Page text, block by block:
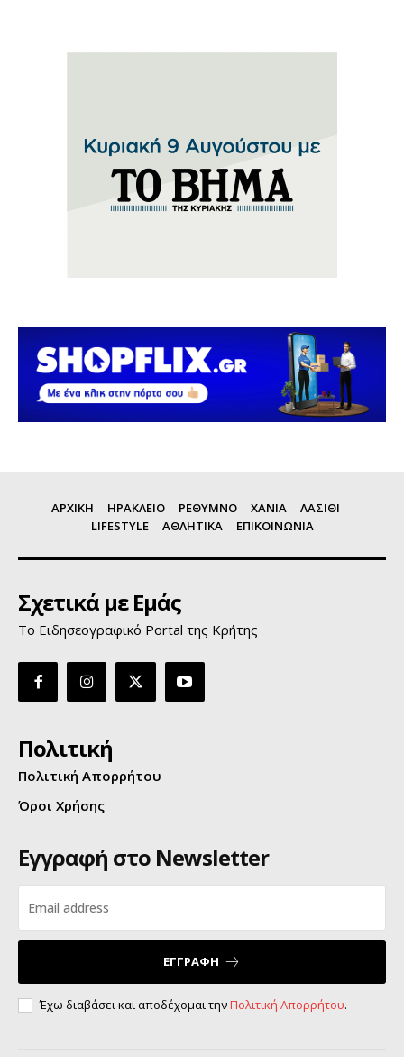
ΑΡΧΙΚΗ ΗΡΑΚΛΕΙΟ ΡΕΘΥΜΝΟ ΧΑΝΙΑ
ΛΑΣΙΘΙ
LIFESTYLE
ΑΘΛΗΤΙΚΑ ΕΠΙΚΟΙΝΩΝΙΑ
Σχετικά με Εμάς
Το Ειδησεογραφικό Portal της Κρήτης
Πολιτική
Πολιτική Απορρήτου
Όροι Χρήσης
Εγγραφή στο Newsletter
ΕΓΓΡΑΦΗ
Έχω διαβάσει και αποδέχομαι τηνΠολιτική Απορρήτου.